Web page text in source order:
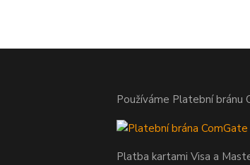
Používáme Platební bránu
Platba kartami Visa a